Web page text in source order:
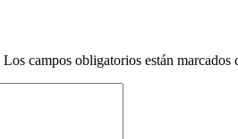
Los campos obligatorios están marcados